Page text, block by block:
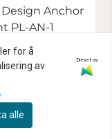
Design Anchor
PL-AN-1
Kjøp
for å
av
Drevet av
alle